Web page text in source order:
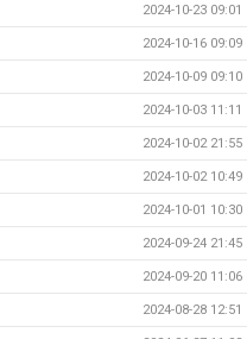
2024-10-23 09:01
2024-10-16 09:09
2024-10-09 09:10
2024-10-03 11:11
2024-10-02 21:55
2024-10-02 10:49
2024-10-01 10:30
2024-09-24 21:45
2024-09-20 11:06
2024-08-28 12:51